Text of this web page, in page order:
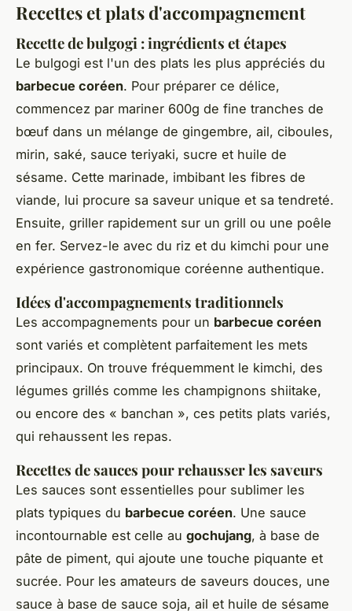
Recettes et plats d'accompagnement
Recette debulgogi : ingrédients et étapes
Le bulgogi est l'un des plats les plus appréciés du
barbecue coréen. Pour préparer ce délice,
commencez par mariner 600g de fine tranches de
bœuf dans un mélange de gingembre, ail, ciboules,
mirin, saké, sauce teriyaki, sucre et huile de
sésame. Cette marinade, imbibant les fibres de
viande, lui procure sa saveur unique et sa tendreté.
Ensuite, griller rapidement sur un grill ou une poêle
en fer. Servez-le avec du riz et du kimchi pour une
expérience gastronomique coréenne authentique.
Idées d'accompagnements traditionnels
Les accompagnements pour un barbecue coréen
sont variés et complètent parfaitement les mets
principaux. On trouve fréquemment le kimchi, des
légumes grillés comme les champignons shiitake,
ou encore des « banchan », ces petits plats variés,
qui rehaussent les repas.
Recettes de sauces pour rehausserles saveurs
Les sauces sont essentielles pour sublimer les
plats typiques du barbecue coréen. Une sauce
incontournable est celle au gochujang, à base de
pâte de piment, qui ajoute une touche piquante et
sucrée. Pour les amateurs de saveurs douces, une
sauce à base de sauce soja, ail et huile de sésame